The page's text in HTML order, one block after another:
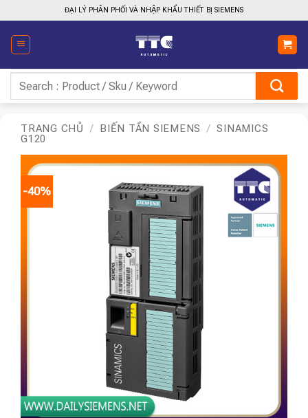
qua
nội
dung
ĐẠI LÝ PHÂN PHỐI VÀ NHẬP KHẨU THIẾT BỊ SIEMENS
kiếm:
TRANG CHỦ / BIẾN TẦN SIEMENS / SINAMICS
G120
-40%